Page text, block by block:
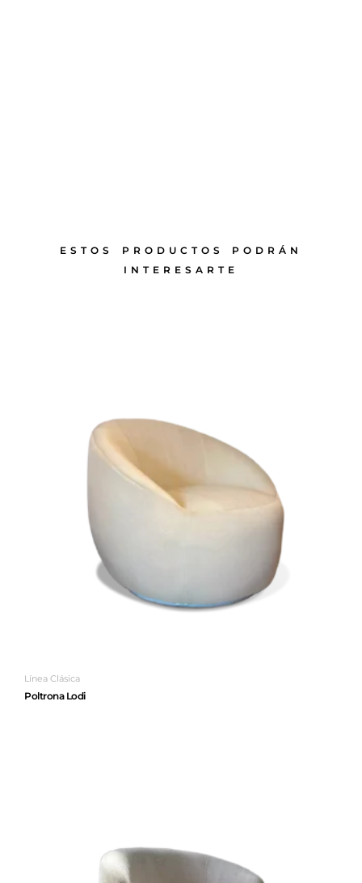
ESTOS PRODUCTOS PODRÁN
INTERESARTE
Línea Clásica
Poltrona Lodi